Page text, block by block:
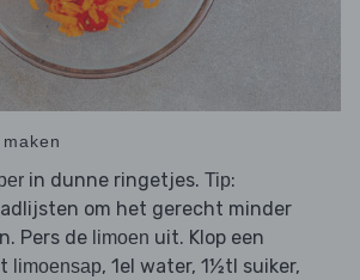
in dunne ringetjes. Tip:
om het gerecht minder
Pers de limoen uit. Klop een
limoensap, 1el water, 1½tl suiker,